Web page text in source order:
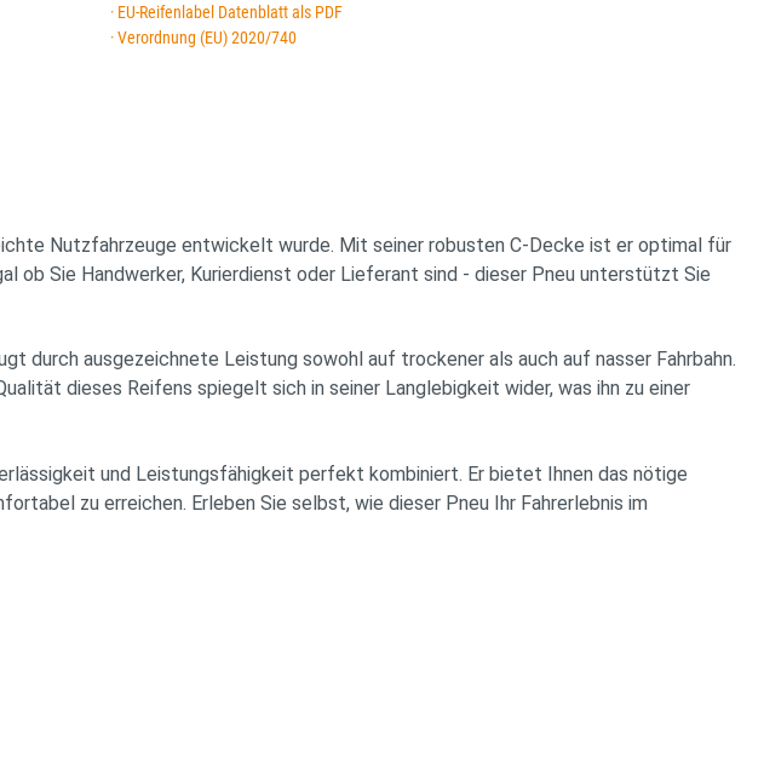
· EU-Reifenlabel Datenblatt als PDF
· Verordnung (EU) 2020/740
Nutzfahrzeuge entwickelt wurde. Mit seiner robusten C-Decke ist er optimal für
Sie Handwerker, Kurierdienst oder Lieferant sind - dieser Pneu unterstützt Sie
durch ausgezeichnete Leistung sowohl auf trockener als auch auf nasser Fahrbahn.
dieses Reifens spiegelt sich in seiner Langlebigkeit wider, was ihn zu einer
und Leistungsfähigkeit perfekt kombiniert. Er bietet Ihnen das nötige
zu erreichen. Erleben Sie selbst, wie dieser Pneu Ihr Fahrerlebnis im